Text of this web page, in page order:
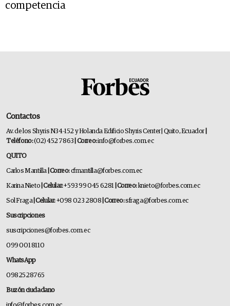
competencia
Contactos
Av. de los Shyris N34-152 y Holanda Edificio Shyris Center | Quito, Ecuador
Teléfono:(02) 452 7863 | Correo:info@forbes.com.ec
QUITO
Carlos Mantilla | Correo:cfmantilla@forbes.com.ec
Karina Nieto | Celular:+593 99 045 6281 | Correo:knieto@forbes.com.ec
Sol Fraga| Celular:+098 023 2808 | Correo:sfraga@forbes.com.ec
Suscripciones
suscripciones@forbes.com.ec
099 001 8110
WhatsApp
0982528765
Buzón ciudadano